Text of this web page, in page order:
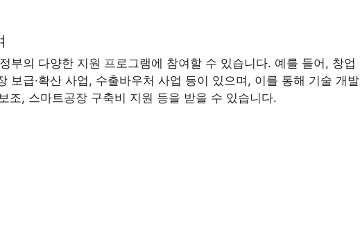
부의 다양한 지원 프로그램에 참여할 수 있습니다. 예를 들어, 창업
보급·확산 사업, 수출바우처 사업 등이 있으며, 이를 통해 기술 개발
조, 스마트공장 구축비 지원 등을 받을 수 있습니다.